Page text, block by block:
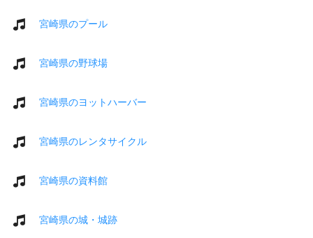
宮崎県のプール
宮崎県の野球場
宮崎県のヨットハーバー
宮崎県のレンタサイクル
宮崎県の資料館
宮崎県の城・城跡